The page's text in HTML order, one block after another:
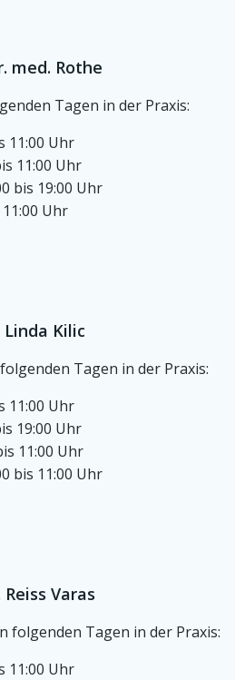
med. Rothe
Tagen in der Praxis:
11:00 Uhr
11:00 Uhr
bis 19:00 Uhr
Uhr
Linda Kilic
Tagen in der Praxis:
11:00 Uhr
19:00 Uhr
11:00 Uhr
bis 11:00 Uhr
Varas
folgenden Tagen in der Praxis:
11:00 Uhr